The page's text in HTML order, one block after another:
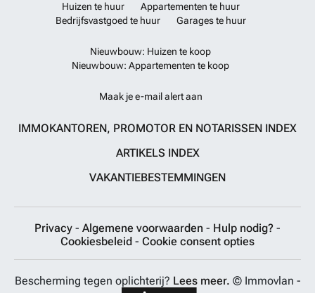
Huizen te huur
Appartementen te huur
Bedrijfsvastgoed te huur
Garages te huur
Nieuwbouw: Huizen te koop
Nieuwbouw: Appartementen te koop
Maak je e-mail alert aan
IMMOKANTOREN, PROMOTOR EN NOTARISSEN INDEX
ARTIKELS INDEX
VAKANTIEBESTEMMINGEN
Privacy - Algemene voorwaarden - Hulp nodig? -
Cookiesbeleid - Cookie consent opties
Bescherming tegen oplichterij? Lees meer. © Immovlan -